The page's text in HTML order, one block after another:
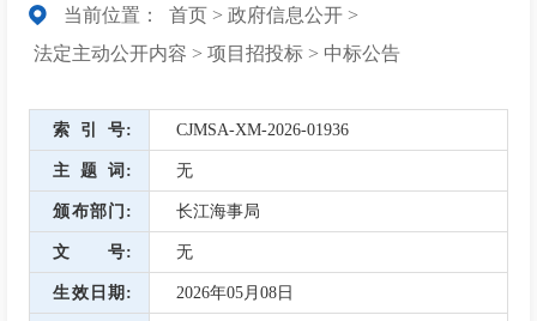
当前位置： 首页 > 政府信息公开 >
法定主动公开内容 > 项目招投标 > 中标公告
索引号 CJMSA-XM-2026-01936
主题词 无
颁布部门 长江海事局
文号 无
生效日期 2026年05月08日